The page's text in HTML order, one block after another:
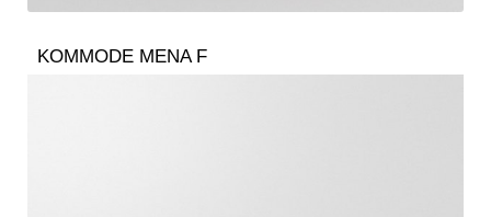
KOMMODE MENA F